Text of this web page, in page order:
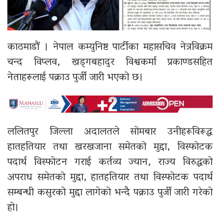
काठमाडौं । नेपाल कम्युनिष्ट पार्टीका महासचिव नेत्रविक्रम
चन्द विप्लव, खड्गबहादुर विश्वकर्मा प्रकाण्डसहित
नेताहरूलाई पक्राउ पुर्जी जारी भएको छ।
ललितपुर जिल्ला अदालतले सोमबार उनीहरूविरूद्ध
हातहतियार तथा खरखजाना समेतको मुद्दा, विस्फोटक
पदार्थ विस्फोटन गराई कर्तव्य ज्यान, राज्य विरुद्धको
अपराध समेतको मुद्दा, हातहतियार तथा विस्फोटक पदार्थ
सम्बन्धी कसुरको मुद्दा लागेको भन्दै पक्राउ पुर्जी जारी गरेको
हो।